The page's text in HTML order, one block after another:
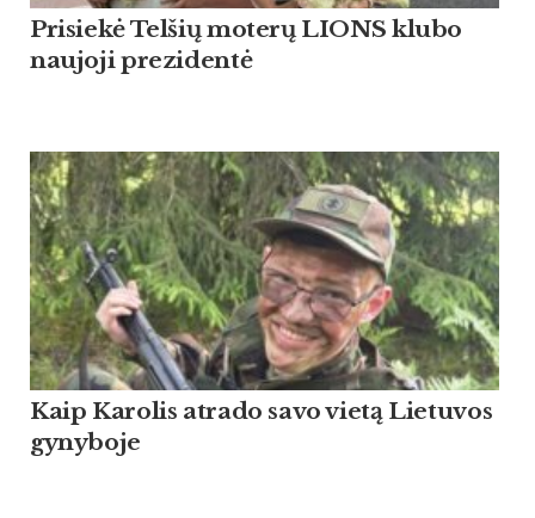
Pri­siekė Tel­šių mo­terų LIONS klu­bo
nau­jo­ji pre­zi­dentė
Kaip Ka­ro­lis at­ra­do sa­vo vietą Lie­tu­vos
gy­ny­bo­je